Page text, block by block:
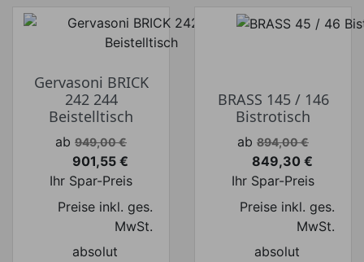
Gervasoni BRICK
242 244
Beistelltisch
Verkaufspreis
ab 949,00 €
Preis
901,55 €
Ihr Spar-Preis
Preise inkl. ges.
MwSt.
absolut
BRASS 145 / 146
Bistrotisch
Verkaufspreis
ab 894,00 €
Preis
849,30 €
Ihr Spar-Preis
Preise inkl. ges.
MwSt.
absolut